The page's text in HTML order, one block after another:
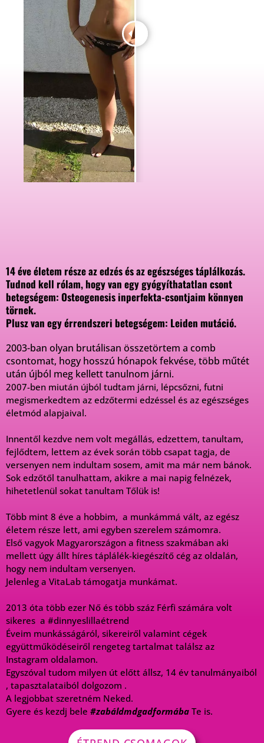
14 éve életem része az edzés és az egészséges táplálkozás.
Tudnod kell rólam, hogy van egy gyógyíthatatlan csont
betegségem: Osteogenesis inperfekta-csontjaim könnyen
törnek.
Plusz van egy érrendszeri betegségem: Leiden mutáció.
2003-ban olyan brutálisan összetörtem a comb
csontomat, hogy hosszú hónapok fekvése, több műtét
után újból meg kellett tanulnom járni.
2007-ben miután újból tudtam járni, lépcsőzni, futni
megismerkedtem az edzőtermi edzéssel és az egészséges
életmód alapjaival.
Innentől kezdve nem volt megállás, edzettem, tanultam,
fejlődtem, lettem az évek során több csapat tagja, de
versenyen nem indultam sosem, amit ma már nem bánok.
Sok edzőtől tanulhattam, akikre a mai napig felnézek,
hihetetlenül sokat tanultam Tőlük is!
Több mint 8 éve a hobbim, a munkámmá vált, az egész
életem része lett, ami egyben szerelem számomra.
Első vagyok Magyarországon a fitness szakmában aki
mellett úgy állt híres táplálék-kiegészítő cég az oldalán,
hogy nem indultam versenyen.
Jelenleg a VitaLab támogatja munkámat.
2013 óta több ezer Nő és több száz Férfi számára volt
sikeres a #dinnyeslillaétrend
Éveim munkásságáról, sikereiről valamint cégek
együttműködéseiről rengeteg tartalmat találsz az
Instagram oldalamon.
Egyszóval tudom milyen út előtt állsz, 14 év tanulmányaiból
, tapasztalataiból dolgozom .
A legjobbat szeretném Neked.
Gyere és kezdj bele #zabáldmdgadformába Te is.